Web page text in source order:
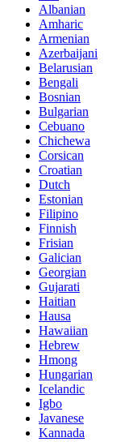
Albanian
Amharic
Armenian
Azerbaijani
Belarusian
Bengali
Bosnian
Bulgarian
Cebuano
Chichewa
Corsican
Croatian
Dutch
Estonian
Filipino
Finnish
Frisian
Galician
Georgian
Gujarati
Haitian
Hausa
Hawaiian
Hebrew
Hmong
Hungarian
Icelandic
Igbo
Javanese
Kannada